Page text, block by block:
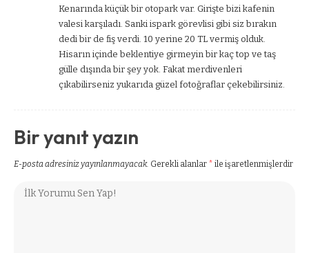
Kenarında küçük bir otopark var. Girişte bizi kafenin
valesi karşıladı. Sanki ispark görevlisi gibi siz bırakın
dedi bir de fiş verdi. 10 yerine 20 TL vermiş olduk.
Hisarın içinde beklentiye girmeyin bir kaç top ve taş
gülle dışında bir şey yok. Fakat merdivenleri
çıkabilirseniz yukarıda güzel fotoğraflar çekebilirsiniz.
Bir yanıt yazın
E-posta adresiniz yayınlanmayacak. Gerekli alanlar * ile işaretlenmişlerdir